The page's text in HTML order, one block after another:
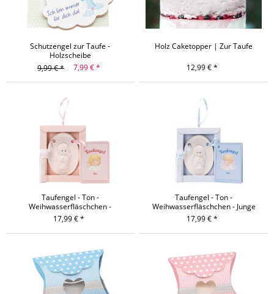
Schutzengel zur Taufe -
Holzscheibe
9,99 € *
7,99 € *
Holz Caketopper | Zur Taufe
12,99 € *
Taufengel - Ton -
Weihwasserfläschchen -
Mädchen
17,99 € *
Taufengel - Ton -
Weihwasserfläschchen - Junge
17,99 € *